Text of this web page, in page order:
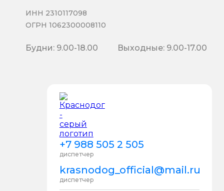
+7 988 505 2 505
диспетчер
krasnodog_official@mail.ru
диспетчер
ИНН 2310117098
ОГРН 1062300008110
Будни: 9.00-18.00 Выходные: 9.00-17.00